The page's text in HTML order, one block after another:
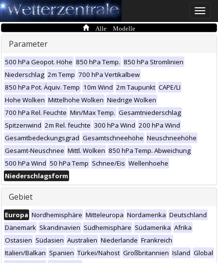
Toggle
Alle Modelle
Parameter
500 hPa Geopot. Höhe 850 hPa Temp. 850 hPa Stromlinien
Niederschlag 2m Temp 700 hPa Vertikalbew
850 hPa Pot. Äquiv. Temp 10m Wind 2m Taupunkt CAPE/LI
Hohe Wolken Mittelhohe Wolken Niedrige Wolken
700 hPa Rel. Feuchte Min/Max Temp. Gesamtniederschlag
Spitzenwind 2m Rel. feuchte 300 hPa Wind 200 hPa Wind
Gesamtbedeckungsgrad Gesamtschneehöhe Neuschneehöhe
Gesamt-Neuschnee Mittl. Wolken 850 hPa Temp. Abweichung
500 hPa Wind 50 hPa Temp Schnee/Eis Wellenhoehe
Niederschlagsform
Gebiet
Europa Nordhemisphäre Mitteleuropa Nordamerika Deutschland
Dänemark Skandinavien Südhemisphäre Südamerika Afrika
Ostasien Südasien Australien Niederlande Frankreich
Italien/Balkan Spanien Türkei/Nahost Großbritannien Island Global